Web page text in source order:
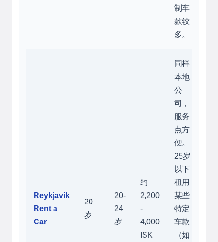
制车
款较
多。
Reykjavik
Rent a
Car
20
岁
20-
24
岁
约
2,200
-
4,000
ISK
同样
本地
公
司，
服务
点方
便。
25岁
以下
租用
某些
特定
车款
（如